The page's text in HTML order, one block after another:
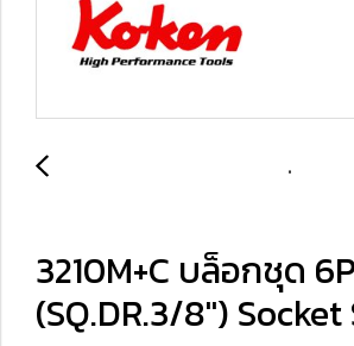
3210M+C บล็อกชุด
(SQ.DR.3/8") Socket